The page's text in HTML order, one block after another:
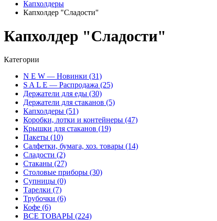
Капхолдеры
Капхолдер "Сладости"
Капхолдер "Сладости"
Категории
N E W — Новинки (31)
S A L E — Распродажа (25)
Держатели для еды (30)
Держатели для стаканов (5)
Капхолдеры (51)
Коробки, лотки и контейнеры (47)
Крышки для стаканов (19)
Пакеты (10)
Салфетки, бумага, хоз. товары (14)
Сладости (2)
Стаканы (27)
Столовые приборы (30)
Супницы (0)
Тарелки (7)
Трубочки (6)
Кофе (6)
ВСЕ ТОВАРЫ (224)